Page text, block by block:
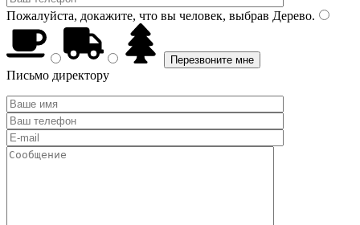
Пожалуйста, докажите, что вы человек, выбрав Дерево.
Письмо директору